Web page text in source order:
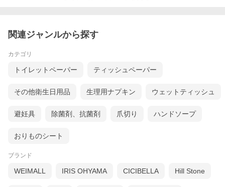
2.「口元空間」と「通気フィルタ」で息ラクラク！
口にはりつかない立体構造と、通気フィルタ採用で、息ラク感ア
関連ジャンルから探す
カテゴリ
トイレットペーパー ティッシュペーパー
その他衛生日用品 生理用ナプキン ウェットティッシュ
避妊具 除菌剤、抗菌剤 爪切り ハンドソープ
おりものシート
ブランド
WEIMALL IRIS OHYAMA CICIBELLA Hill Stone